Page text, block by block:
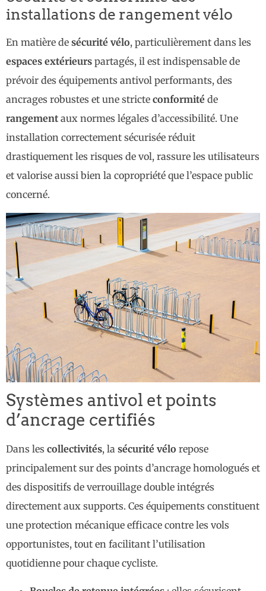
installations de rangement vélo
En matière de sécurité vélo, particulièrement dans les
espaces extérieurs partagés, il est indispensable de
prévoir des équipements antivol performants, des
ancrages robustes et une stricte conformité de
rangement aux normes légales d’accessibilité. Une
installation correctement sécurisée réduit
drastiquement les risques de vol, rassure les utilisateurs
et valorise aussi bien la copropriété que l’espace public
concerné.
Systèmes antivol et points
d’ancrage certifiés
Dans les collectivités, la sécurité vélo repose
principalement sur des points d’ancrage homologués et
des dispositifs de verrouillage double intégrés
directement aux supports. Ces équipements constituent
une protection mécanique efficace contre les vols
opportunistes, tout en facilitant l’utilisation
quotidienne pour chaque cycliste.